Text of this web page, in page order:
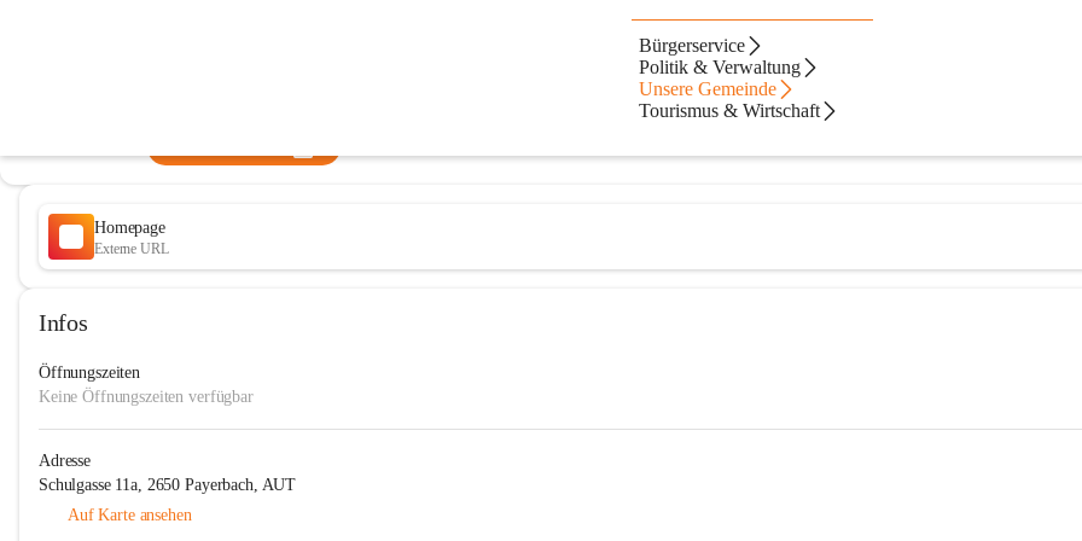
Bürgerservice
Politik & Verwaltung
Unsere Gemeinde
Tourismus & Wirtschaft
Homepage
Externe URL
Infos
Öffnungszeiten
Keine Öffnungszeiten verfügbar
Adresse
Schulgasse 11a, 2650 Payerbach, AUT
Auf Karte ansehen